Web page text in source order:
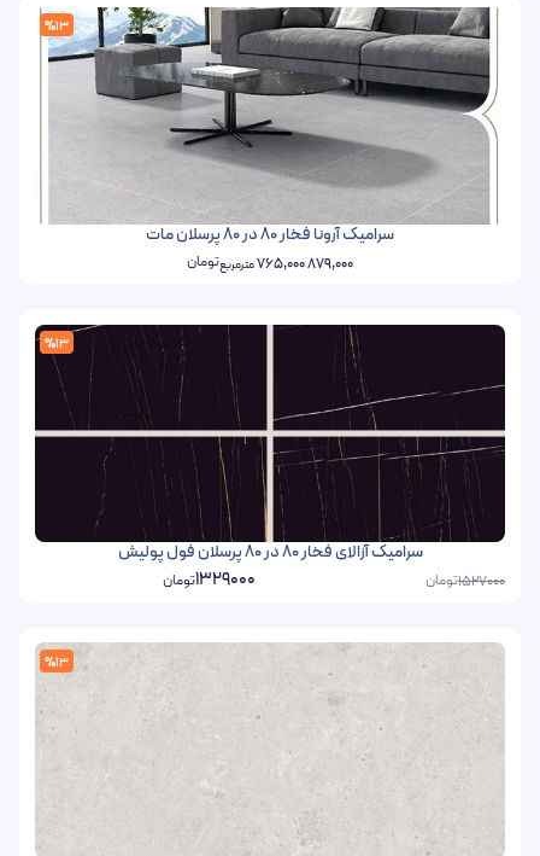
%13
سرامیک آرونا فخار 80 در 80 پرسلان مات
879,000
765,000مترمربعتومان
%13
سرامیک آزالای فخار 80 در 80 پرسلان فول پولیش
1527000تومان 1329000تومان
%13